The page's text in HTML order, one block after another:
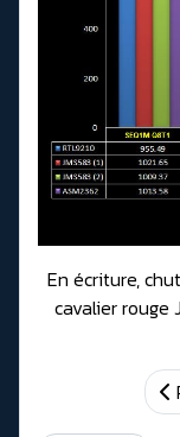
En écriture,
cavalier rouge